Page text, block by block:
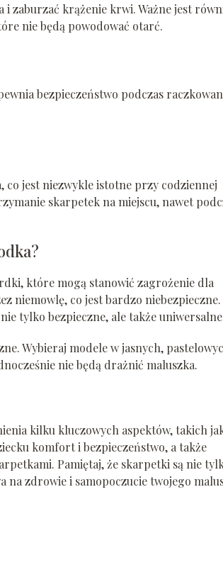
zaburzać krążenie krwi. Ważne jest
nie będą powodować otarć.
bezpieczeństwo podczas
co jest niezwykle istotne przy codziennej
skarpetek na miejscu, nawet
które mogą stanowić zagrożenie dla
niemowlę, co jest bardzo niebezpieczne.
tylko bezpieczne, ale także
Wybieraj modele w jasnych,
nie będą drażnić maluszka.
kilku kluczowych aspektów, takich
komfort i bezpieczeństwo, a także
Pamiętaj, że skarpetki są nie
na zdrowie i samopoczucie twojego